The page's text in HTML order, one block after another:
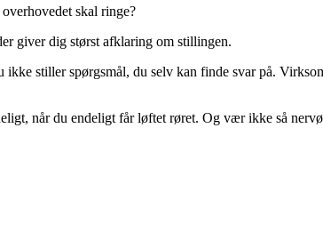
skal ringe?
giver dig størst afklaring om stillingen.
stiller spørgsmål, du selv kan finde svar på.
når du endeligt får løftet røret. Og vær ikke så